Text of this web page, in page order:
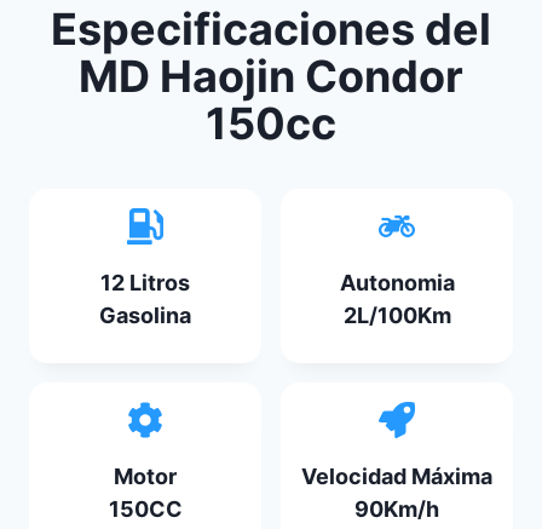
Especificaciones del
MD Haojin Condor
150cc
12 Litros
Gasolina
Autonomia
2L/100Km
Motor
150CC
Velocidad Máxima
90Km/h